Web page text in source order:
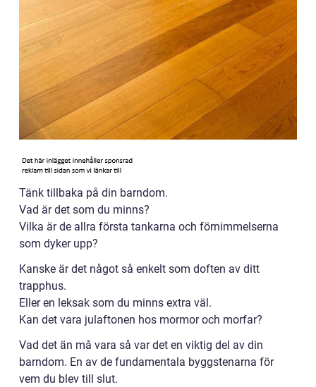
Tänk tillbaka på din barndom.
Vad är det som du minns?
Vilka är de allra första tankarna och förnimmelserna
som dyker upp?
Kanske är det något så enkelt som doften av ditt
trapphus.
Eller en leksak som du minns extra väl.
Kan det vara julaftonen hos mormor och morfar?
Vad det än må vara så var det en viktig del av din
barndom. En av de fundamentala byggstenarna för
vem du blev till slut.